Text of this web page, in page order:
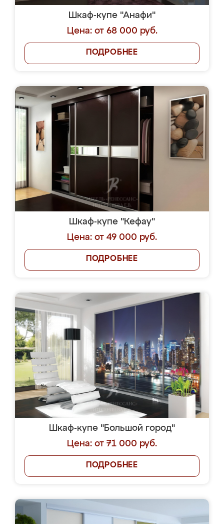
Шкаф-купе "Анафи"
Цена: от 68 000 руб.
ПОДРОБНЕЕ
Шкаф-купе "Кефау"
Цена: от 49 000 руб.
ПОДРОБНЕЕ
Шкаф-купе "Большой город"
Цена: от 71 000 руб.
ПОДРОБНЕЕ